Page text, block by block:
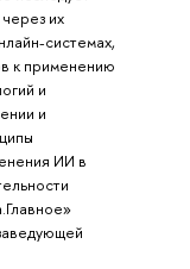
их
системах,
к применению
и
и
ИИ в